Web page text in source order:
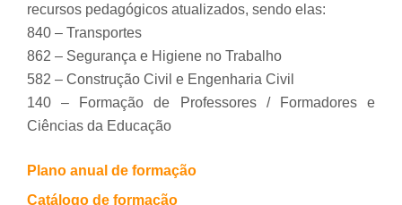
recursos pedagógicos atualizados, sendo elas:
840 – Transportes
862 – Segurança e Higiene no Trabalho
582 – Construção Civil e Engenharia Civil
140 – Formação de Professores / Formadores e
Ciências da Educação
Plano anual de formação
Catálogo de formação